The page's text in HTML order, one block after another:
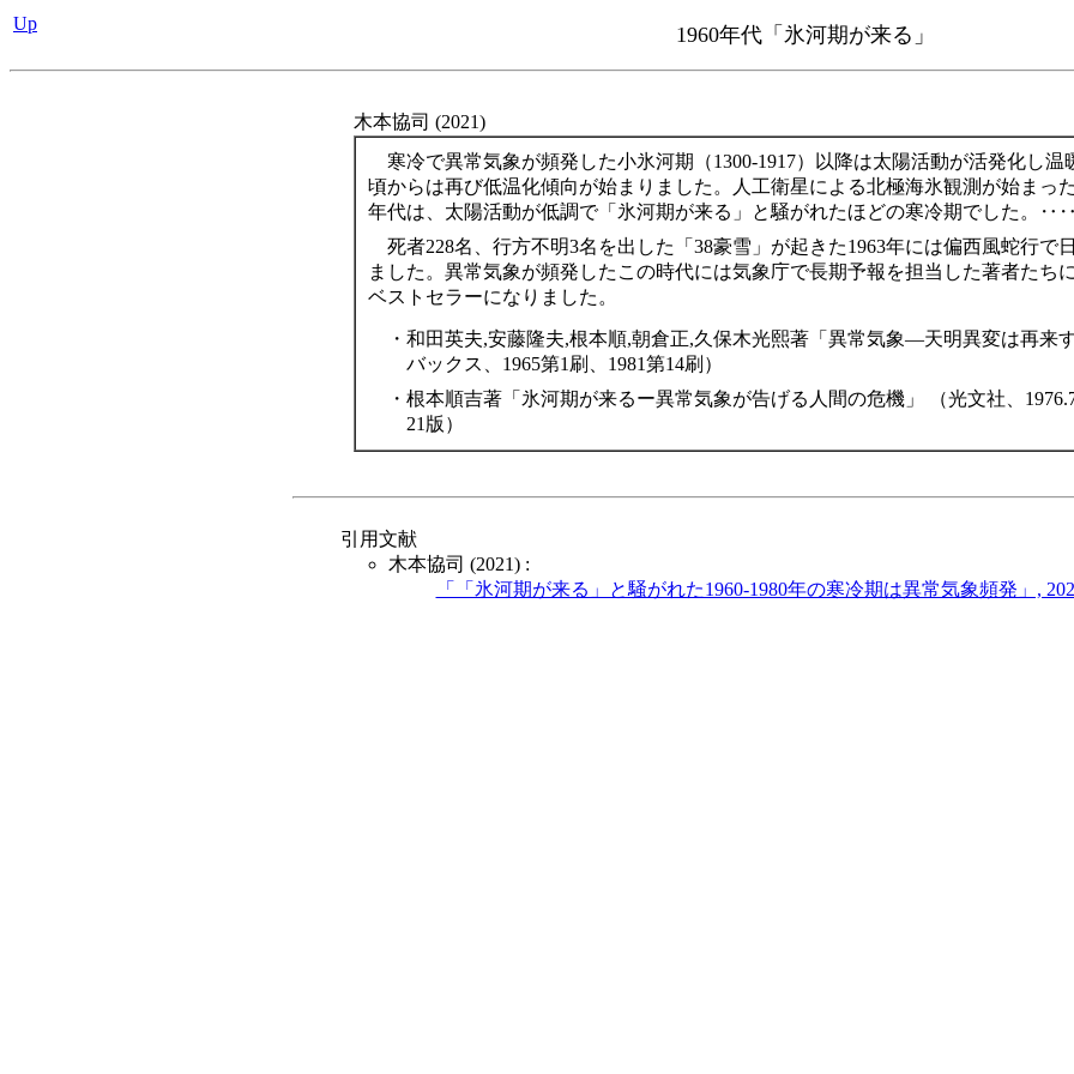
Up 1960年代「氷河期が来る」
木本協司 (2021)
寒冷で異常気象が頻発した小氷河期（1300-1917）以降は太陽活動が活発化し温
頃からは再び低温化傾向が始まりました。人工衛星による北極海氷観測が始まっ
年代は、太陽活動が低調で「氷河期が来る」と騒がれたほどの寒冷期でした。‥‥
死者228名、行方不明3名を出した「38豪雪」が起きた1963年には偏西風蛇行で
ました。異常気象が頻発したこの時代には気象庁で長期予報を担当した著者たち
ベストセラーになりました。
・ 和田英夫,安藤隆夫,根本順,朝倉正,久保木光熙著「異常気象―天明異変は再来
バックス、1965第1刷、1981第14刷）
・ 根本順吉著「氷河期が来るー異常気象が告げる人間の危機」 （光文社、
21版）
引用文献
木本協司 (2021) :
「「氷河期が来る」と騒がれた1960-1980年の寒冷期は異常気象頻発」,